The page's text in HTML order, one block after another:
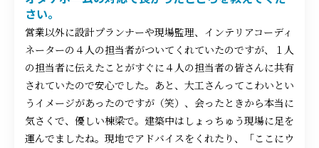
さい。
営業以外に設計プランナーや現場監理、インテリアコーディ
ネーターの４人の担当者がついてくれていたのですが、１人
の担当者に伝えたことがすぐに４人の担当者の皆さんに共有
されていたので安心でした。あと、大工さんってこわいとい
うイメージがあったのですが（笑）、会ったときから本当に
気さくで、優しい棟梁で。建築中はしょっちゅう現場に足を
運んでましたね。現地でアドバイスをくれたり、「ここにウ